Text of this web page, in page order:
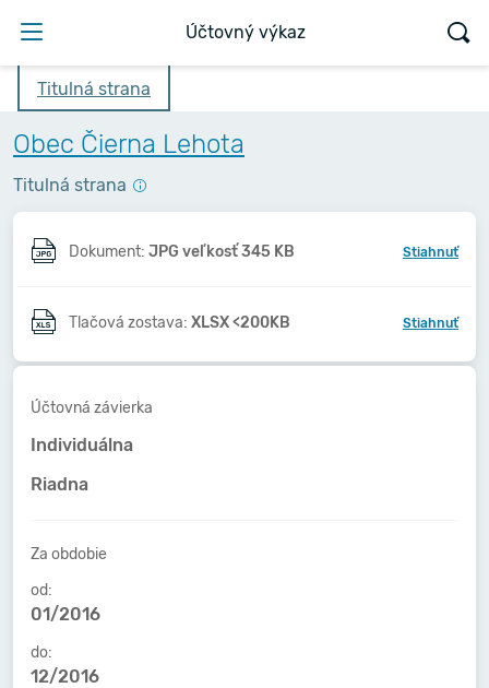
Účtovný výkaz
Titulná strana
Obec Čierna Lehota
Titulná strana
Dokument: JPG veľkosť 345 KB Stiahnuť
Tlačová zostava: XLSX <200KB Stiahnuť
Účtovná závierka
Individuálna
Riadna
Za obdobie
od:
01/2016
do:
12/2016